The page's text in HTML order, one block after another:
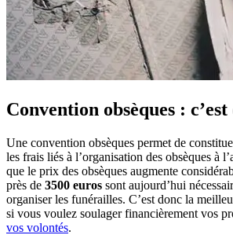
Convention obsèques :
Une convention obsèques permet de
les frais liés à l’organisation des obsèques à
que le prix des obsèques augmente
près de 3500 euros sont aujourd’hui
organiser les funérailles. C’est donc la
si vous voulez soulager financièrement vos
vos volontés.